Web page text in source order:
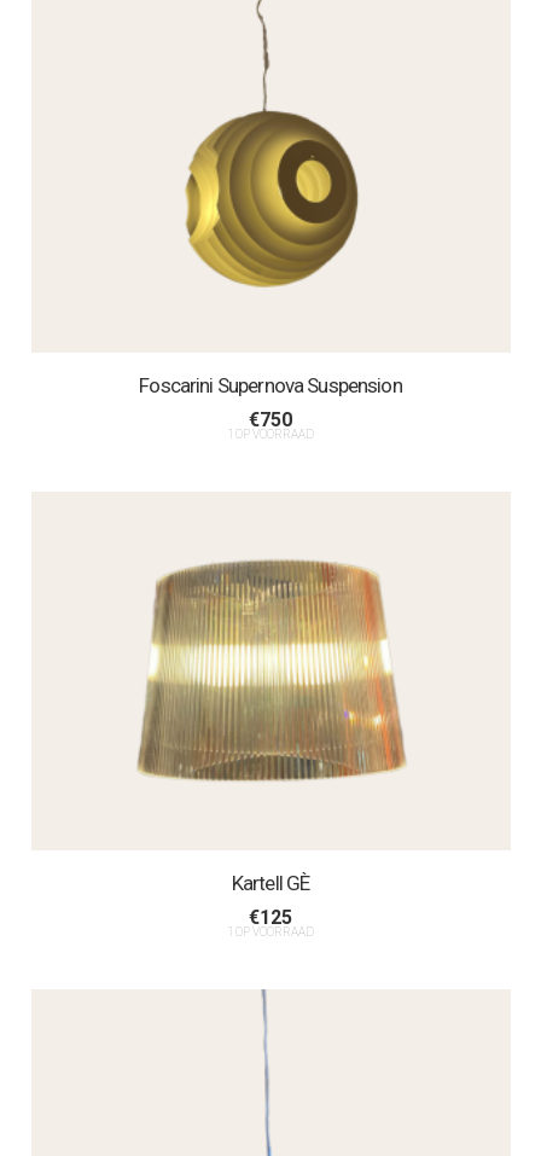
Foscarini Supernova Suspension
€750
1 OP VOORRAAD
Kartell GÈ
€125
1 OP VOORRAAD